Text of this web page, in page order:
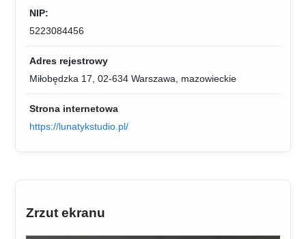
NIP:
5223084456
Adres rejestrowy
Miłobędzka 17, 02-634 Warszawa, mazowieckie
Strona internetowa
https://lunatykstudio.pl/
Zrzut ekranu